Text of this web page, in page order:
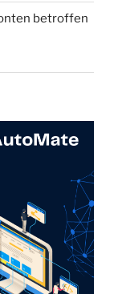
betroffen